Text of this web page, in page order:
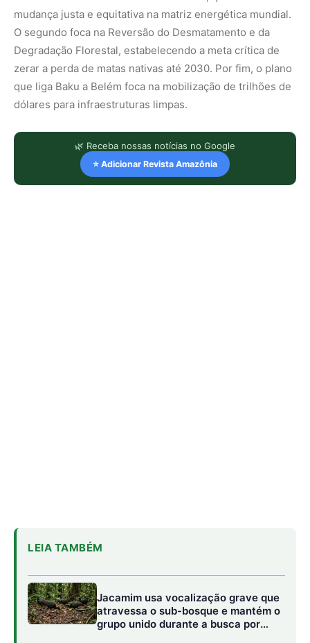
mudança justa e equitativa na matriz energética mundial.
O segundo foca na Reversão do Desmatamento e da
Degradação Florestal, estabelecendo a meta crítica de
zerar a perda de matas nativas até 2030. Por fim, o plano
que liga Baku a Belém foca na mobilização de trilhões de
dólares para infraestruturas limpas.
🌿 Receba nossas notícias no Google
⭐ Adicionar Revista Amazônia
Uma das maiores vitórias da diplomacia brasileira
celebrada no documento é a consolidação do Fundo
Florestas Tropicais para Sempre (TFFF). O mecanismo,